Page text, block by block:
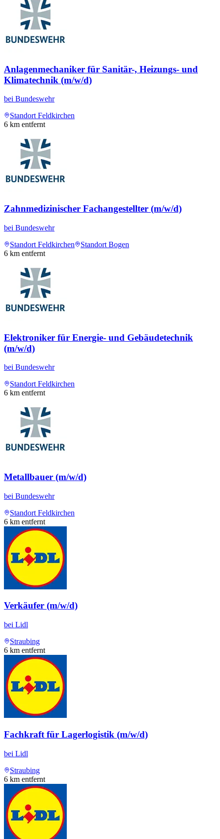
Anlagenmechaniker für Sanitär-, Heizungs- und
Klimatechnik (m/w/d)
bei Bundeswehr
Standort Feldkirchen
6 km entfernt
Zahnmedizinischer Fachangestellter (m/w/d)
bei Bundeswehr
Standort Feldkirchen
Standort Bogen
6 km entfernt
Elektroniker für Energie- und Gebäudetechnik
(m/w/d)
bei Bundeswehr
Standort Feldkirchen
6 km entfernt
Metallbauer (m/w/d)
bei Bundeswehr
Standort Feldkirchen
6 km entfernt
Verkäufer (m/w/d)
bei Lidl
Straubing
6 km entfernt
Fachkraft für Lagerlogistik (m/w/d)
bei Lidl
Straubing
6 km entfernt